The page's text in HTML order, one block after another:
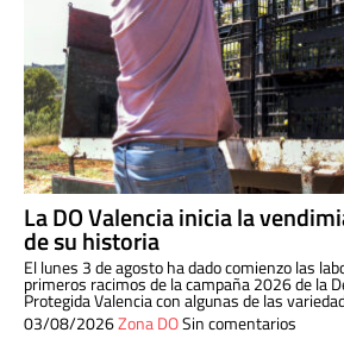
La DO Valencia inicia la
de su historia
El lunes 3 de agosto ha dado comienzo las
primeros racimos de la campaña 2026 de la
Protegida Valencia con algunas de las
03/08/2026Zona DOSin comentarios